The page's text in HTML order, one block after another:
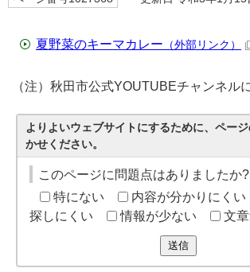
夏野菜のキーマカレー （外部リンク）
（注）秋田市公式YOUTUBEチャンネル
よりよいウェブサイトにするために、ペー
かせください。
このページに問題点はありましたか?
特にない
内容が分かりにくい
探しにくい
情報が少ない 文
送信